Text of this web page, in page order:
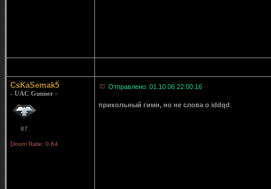
CsKaSemak5
- UAC Gunner -
87
Doom Rate: 0.64
Отправлено: 01.10.06 22:00:16
прикольный гимн, но не слова о iddqd